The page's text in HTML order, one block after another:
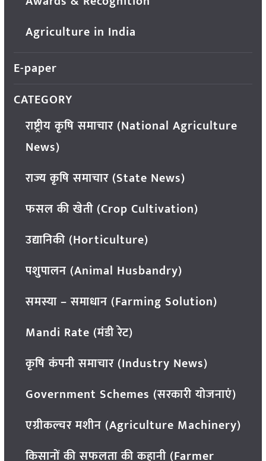
Agriculture in India
E-paper
CATEGORY
राष्ट्रीय कृषि समाचार (National Agriculture
News)
राज्य कृषि समाचार (State News)
फसल की खेती (Crop Cultivation)
उद्यानिकी (Horticulture)
पशुपालन (Animal Husbandry)
समस्या – समाधान (Farming Solution)
Mandi Rate (मंडी रेट)
कृषि कंपनी समाचार (Industry News)
Government Schemes (सरकारी योजनाएं)
एग्रीकल्चर मशीन (Agriculture Machinery)
किसानों की सफलता की कहानी (Farmer